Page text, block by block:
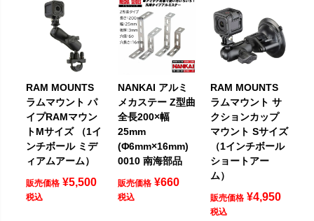
RAM MOUNTS
ラムマウント パ
イプRAMマウン
トMサイズ （1イ
ンチボール ミデ
ィアムアーム）
販売価格 ¥5,500
税込
NANKAI アルミ
メカステー Z型曲
全長200×幅
25mm
(Φ6mm×16mm)
0010 南海部品
販売価格 ¥660
税込
RAM MOUNTS
ラムマウント サ
クションカップ
マウント Sサイズ
（1インチボール
ショートアー
ム）
販売価格 ¥4,950
税込